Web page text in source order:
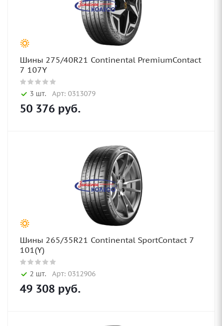
Шины 275/40R21 Continental PremiumContact
7 107Y
3 шт. Арт: 0313079
50 376 руб.
Шины 265/35R21 Continental SportContact 7
101(Y)
2 шт. Арт: 0312906
49 308 руб.